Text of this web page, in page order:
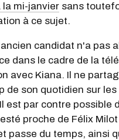
la mi-janvier sans
à ce sujet.
candidat n'a pas
dans le cadre de la
avec Kiana. Il ne
de son quotidien sur
est par contre possible
proche de Félix
passe du temps, ainsi